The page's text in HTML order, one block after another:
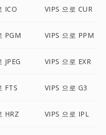
ICO VIPS 으로 CUR
PGM VIPS 으로 PPM
JPEG VIPS 으로 EXR
FTS VIPS 으로 G3
HRZ VIPS 으로 IPL